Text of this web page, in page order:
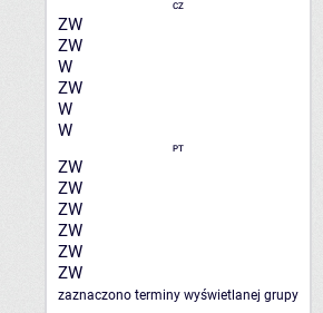
CZ
ZW
ZW
W
ZW
W
W
PT
ZW
ZW
ZW
ZW
ZW
ZW
zaznaczono terminy wyświetlanej grupy